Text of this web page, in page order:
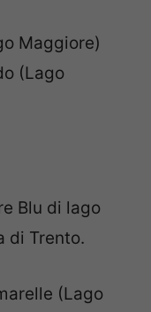
Maggiore)
(Lago
Blu di lago
di Trento.
(Lago